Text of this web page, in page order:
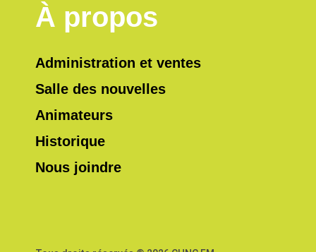
À propos
Administration et ventes
Salle des nouvelles
Animateurs
Historique
Nous joindre